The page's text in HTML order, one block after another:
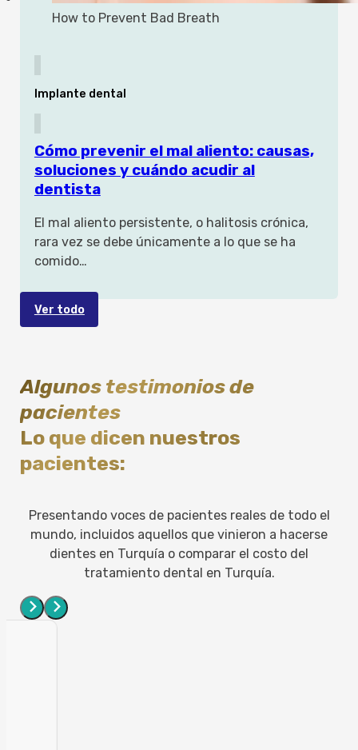
How to Prevent Bad Breath
Implante dental
Cómo prevenir el mal aliento: causas,
soluciones y cuándo acudir al
dentista
El mal aliento persistente, o halitosis crónica,
rara vez se debe únicamente a lo que se ha
comido…
Ver todo
Algunos testimonios de
pacientes
Lo que dicen nuestros
pacientes:
Presentando voces de pacientes reales de todo el
mundo, incluidos aquellos que vinieron a hacerse
dientes en Turquía o comparar el costo del
tratamiento dental en Turquía.